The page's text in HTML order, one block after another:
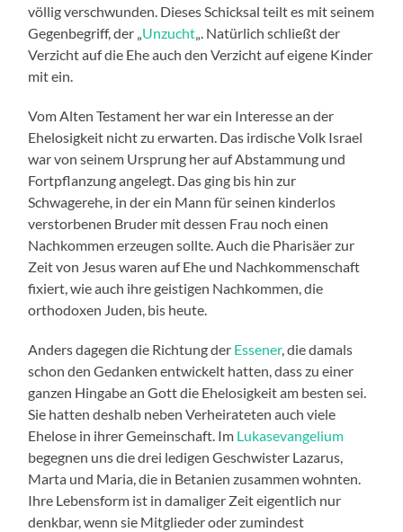
völlig verschwunden. Dieses Schicksal teilt es mit seinem
Gegenbegriff, der „Unzucht„. Natürlich schließt der
Verzicht auf die Ehe auch den Verzicht auf eigene Kinder
mit ein.
Vom Alten Testament her war ein Interesse an der
Ehelosigkeit nicht zu erwarten. Das irdische Volk Israel
war von seinem Ursprung her auf Abstammung und
Fortpflanzung angelegt. Das ging bis hin zur
Schwagerehe, in der ein Mann für seinen kinderlos
verstorbenen Bruder mit dessen Frau noch einen
Nachkommen erzeugen sollte. Auch die Pharisäer zur
Zeit von Jesus waren auf Ehe und Nachkommenschaft
fixiert, wie auch ihre geistigen Nachkommen, die
orthodoxen Juden, bis heute.
Anders dagegen die Richtung der Essener, die damals
schon den Gedanken entwickelt hatten, dass zu einer
ganzen Hingabe an Gott die Ehelosigkeit am besten sei.
Sie hatten deshalb neben Verheirateten auch viele
Ehelose in ihrer Gemeinschaft. Im Lukasevangelium
begegnen uns die drei ledigen Geschwister Lazarus,
Marta und Maria, die in Betanien zusammen wohnten.
Ihre Lebensform ist in damaliger Zeit eigentlich nur
denkbar, wenn sie Mitglieder oder zumindest